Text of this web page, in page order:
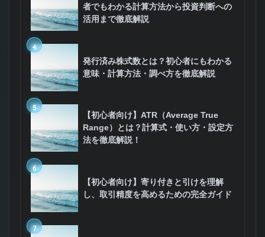
者でもわかる計算方法から投資判断への
活用まで徹底解説
4
発行済み株式数とは？初心者にもわかる
意味・計算方法・調べ方を徹底解説
5
【初心者向け】ATR（Average True
Range）とは？計算式・使い方・設定方
法を徹底解説！
6
【初心者向け】寄り付きと引けを理解
し、取引精度を高めるための完全ガイド
7